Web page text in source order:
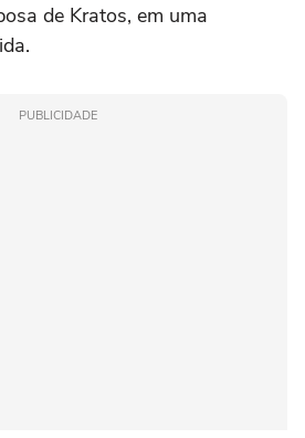
de Kratos, em uma
PUBLICIDADE